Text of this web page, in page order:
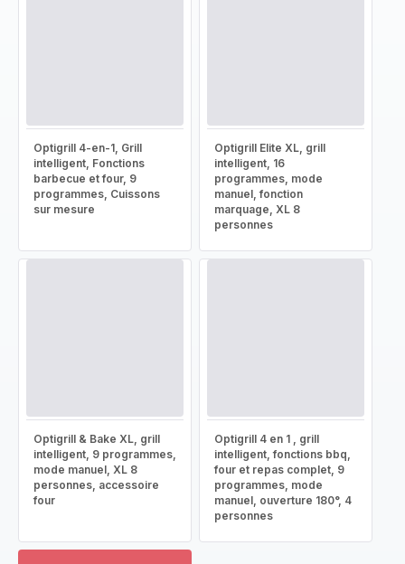
Optigrill 4-en-1, Grill
intelligent, Fonctions
barbecue et four, 9
programmes, Cuissons
sur mesure
Optigrill Elite XL, grill
intelligent, 16
programmes, mode
manuel, fonction
marquage, XL 8
personnes
Optigrill & Bake XL, grill
intelligent, 9 programmes,
mode manuel, XL 8
personnes, accessoire
four
Optigrill 4 en 1 , grill
intelligent, fonctions bbq,
four et repas complet, 9
programmes, mode
manuel, ouverture 180°, 4
personnes